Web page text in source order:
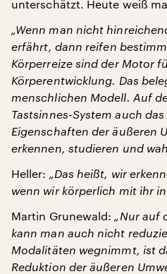
unterschätzt. Heute weiß
„Wenn man nicht
erfährt, dann reifen
Körperreize sind der Motor
Körperentwicklung. Das
menschlichen Modell. Auf
Tastsinnes-System auch
Eigenschaften der äußeren
erkennen, studieren und
Heller: „Das heißt, wir
wenn wir körperlich mit ihr
Martin Grunewald: „Nur auf
kann man auch nicht
Modalitäten wegnimmt, ist
Reduktion der äußeren